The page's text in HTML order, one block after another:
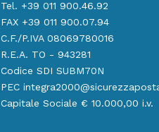
Tel. +39 011 900.46.92
FAX +39 011 900.07.94
C.F./P.IVA 08069780016
R.E.A. TO - 943281
Codice SDI SUBM70N
PEC
Capitale Sociale € 10.000,00 i.v.